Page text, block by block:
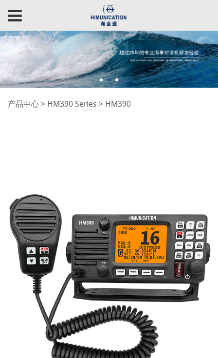
HM390
产品中心> HM390 Series > HM390